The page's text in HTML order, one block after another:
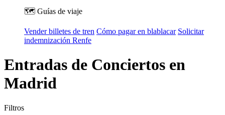
🗺️ Guías de viaje
Vender billetes de tren Cómo pagar en blablacar Solicitar
indemnización Renfe
Entradas de Conciertos en
Madrid
Filtros